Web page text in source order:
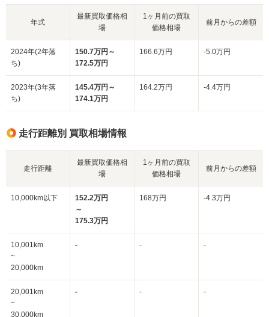
年式
最新買取価格相
場
1ヶ月前の買取
価格相場
前月からの差額
2024年(2年落
ち)
150.7万円～
172.5万円
166.6万円 -5.0万円
2023年(3年落
ち)
145.4万円～
174.1万円
164.2万円 -4.4万円
走行距離別 買取相場情報
走行距離
最新買取価格相
場
1ヶ月前の買取
価格相場
前月からの差額
10,000km以下
152.2万円
～
175.3万円
168万円 -4.3万円
10,001km
~
20,000km
- - -
20,001km
~
30,000km
- - -